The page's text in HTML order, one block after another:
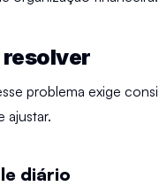
resolver
problema exige
ajustar.
diário